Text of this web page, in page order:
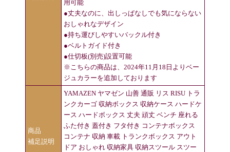
用可能
●丈夫なのに、出しっぱなしでも気にならない
おしゃれなデザイン
●持ち運びしやすいバックル付き
●ベルトガイド付き
●仕切板(別売)設置可能
※こちらの商品は、2024年11月18日よりベー
ジュカラーを追加しております
商品
補足説明
YAMAZEN ヤマゼン 山善 通販 リス RISU トラ
ンクカーゴ 収納ボックス 収納ケース ハードケ
ース ハードボックス 丈夫 頑丈 ベンチ 座れる
ふた付き 蓋付き フタ付き コンテナボックス
コンテナ 収納 車載 トランクボックス アウト
ドア おしゃれ 収納家具 収納スツール スツー